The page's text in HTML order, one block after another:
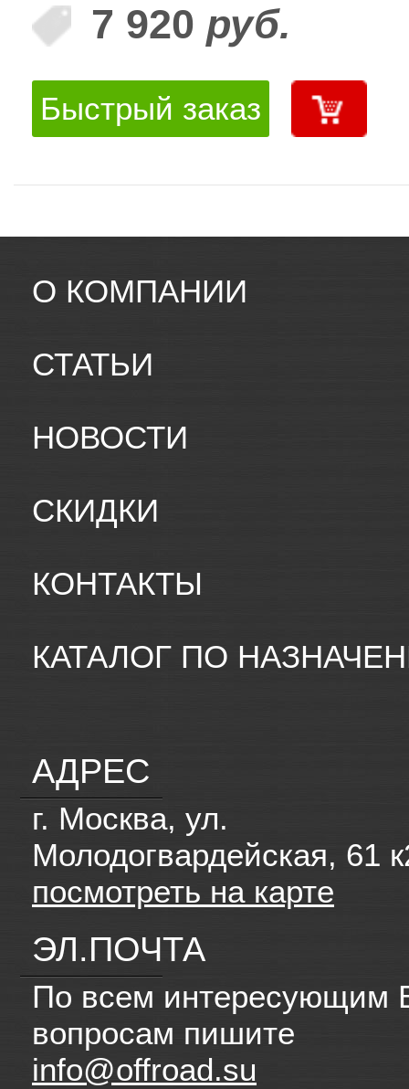
7 920 руб.
Быстрый заказ
О КОМПАНИИ
СТАТЬИ
НОВОСТИ
СКИДКИ
КОНТАКТЫ
КАТАЛОГ ПО
АДРЕС
г. Москва, ул.
Молодогвардейская, 61
посмотреть на карте
ЭЛ.ПОЧТА
По всем интересующим
вопросам пишите
info@offroad.su